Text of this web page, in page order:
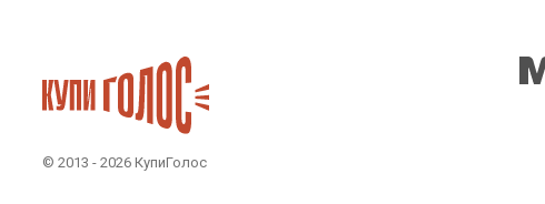
© 2013 - 2026 КупиГолос